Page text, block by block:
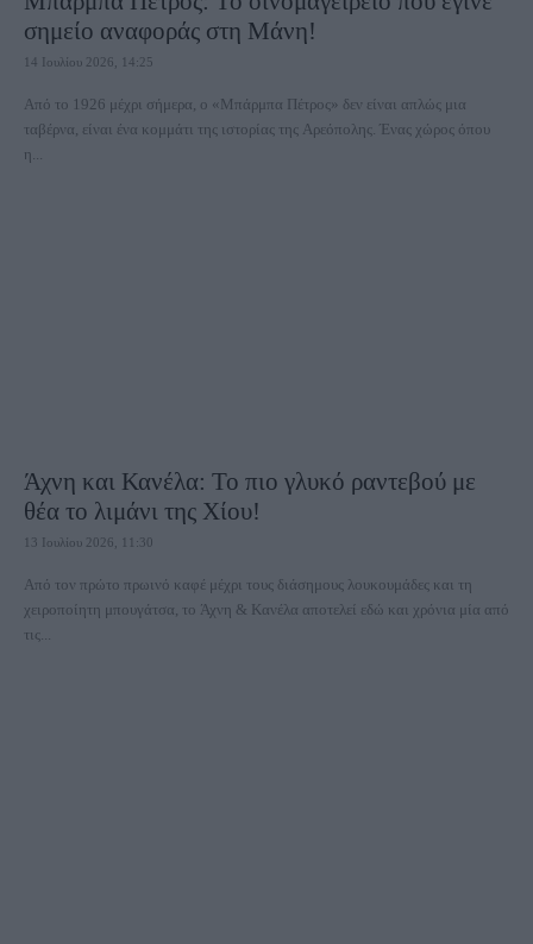
σημείο αναφοράς στη Μάνη!
14 Ιουλίου 2026, 14:25
Από το 1926 μέχρι σήμερα, ο «Μπάρμπα Πέτρος» δεν είναι απλώς μια
ταβέρνα, είναι ένα κομμάτι της ιστορίας της Αρεόπολης. Ένας χώρος όπου
η...
Άχνη και Κανέλα: Το πιο γλυκό ραντεβού με
θέα το λιμάνι της Χίου!
13 Ιουλίου 2026, 11:30
Από τον πρώτο πρωινό καφέ μέχρι τους διάσημους λουκουμάδες και τη
χειροποίητη μπουγάτσα, το Άχνη & Κανέλα αποτελεί εδώ και χρόνια μία από
τις...